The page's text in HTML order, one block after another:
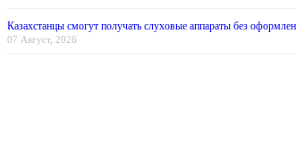
Казахстанцы смогут получать слуховые аппараты без
07 Август, 2026